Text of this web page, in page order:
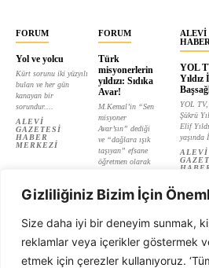
Gizliliğiniz Bizim İçin
Size daha iyi bir deneyim sunmak,
reklamlar veya içerikler göstermek
etmek için çerezler kullanıyoruz.
FORUM
Yol ve yolcu
Kürt sorunu iki yüzyılı
bulan ve her gün
kanayan bir
sorundur....
ALEVI
GAZETESI
HABER
MERKEZI
FORUM
Türk
misyonerlerin
yıldızı: Sıdıka
Avar!
M.Kemal’in “Sen
misyoner
Avar’sın” dediği
ve “dağlara ışık
taşıyan” efsane
öğretmen olarak
ALEVI
GAZETESI
ALEVI
YOL
Yıldız
YOL
Şükrü
Elif
yaşında
ALEVI